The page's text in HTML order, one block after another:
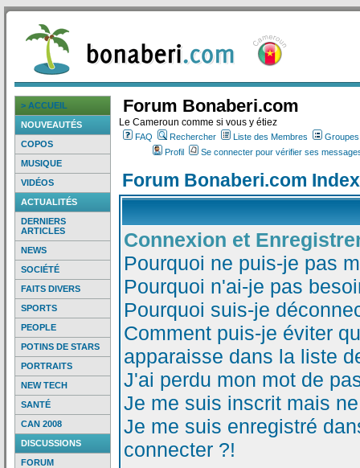
> ACCUEIL
NOUVEAUTÉS
COPOS
MUSIQUE
VIDÉOS
ACTUALITÉS
DERNIERS
ARTICLES
NEWS
SOCIÉTÉ
FAITS DIVERS
SPORTS
PEOPLE
POTINS DE STARS
PORTRAITS
NEW TECH
SANTÉ
CAN 2008
DISCUSSIONS
FORUM
Forum Bonaberi.com
Le Cameroun comme si vous y étiez
FAQ Rechercher Liste des Membres
Profil
Se connecter pour vérifier ses
Forum Bonaberi.com
Connexion et
Pourquoi ne puis-je pas
Pourquoi n'ai-je pas
Pourquoi suis-je
Comment puis-je éviter
apparaisse dans la liste
J'ai perdu mon mot de
Je me suis inscrit mais
Je me suis enregistré
connecter ?!